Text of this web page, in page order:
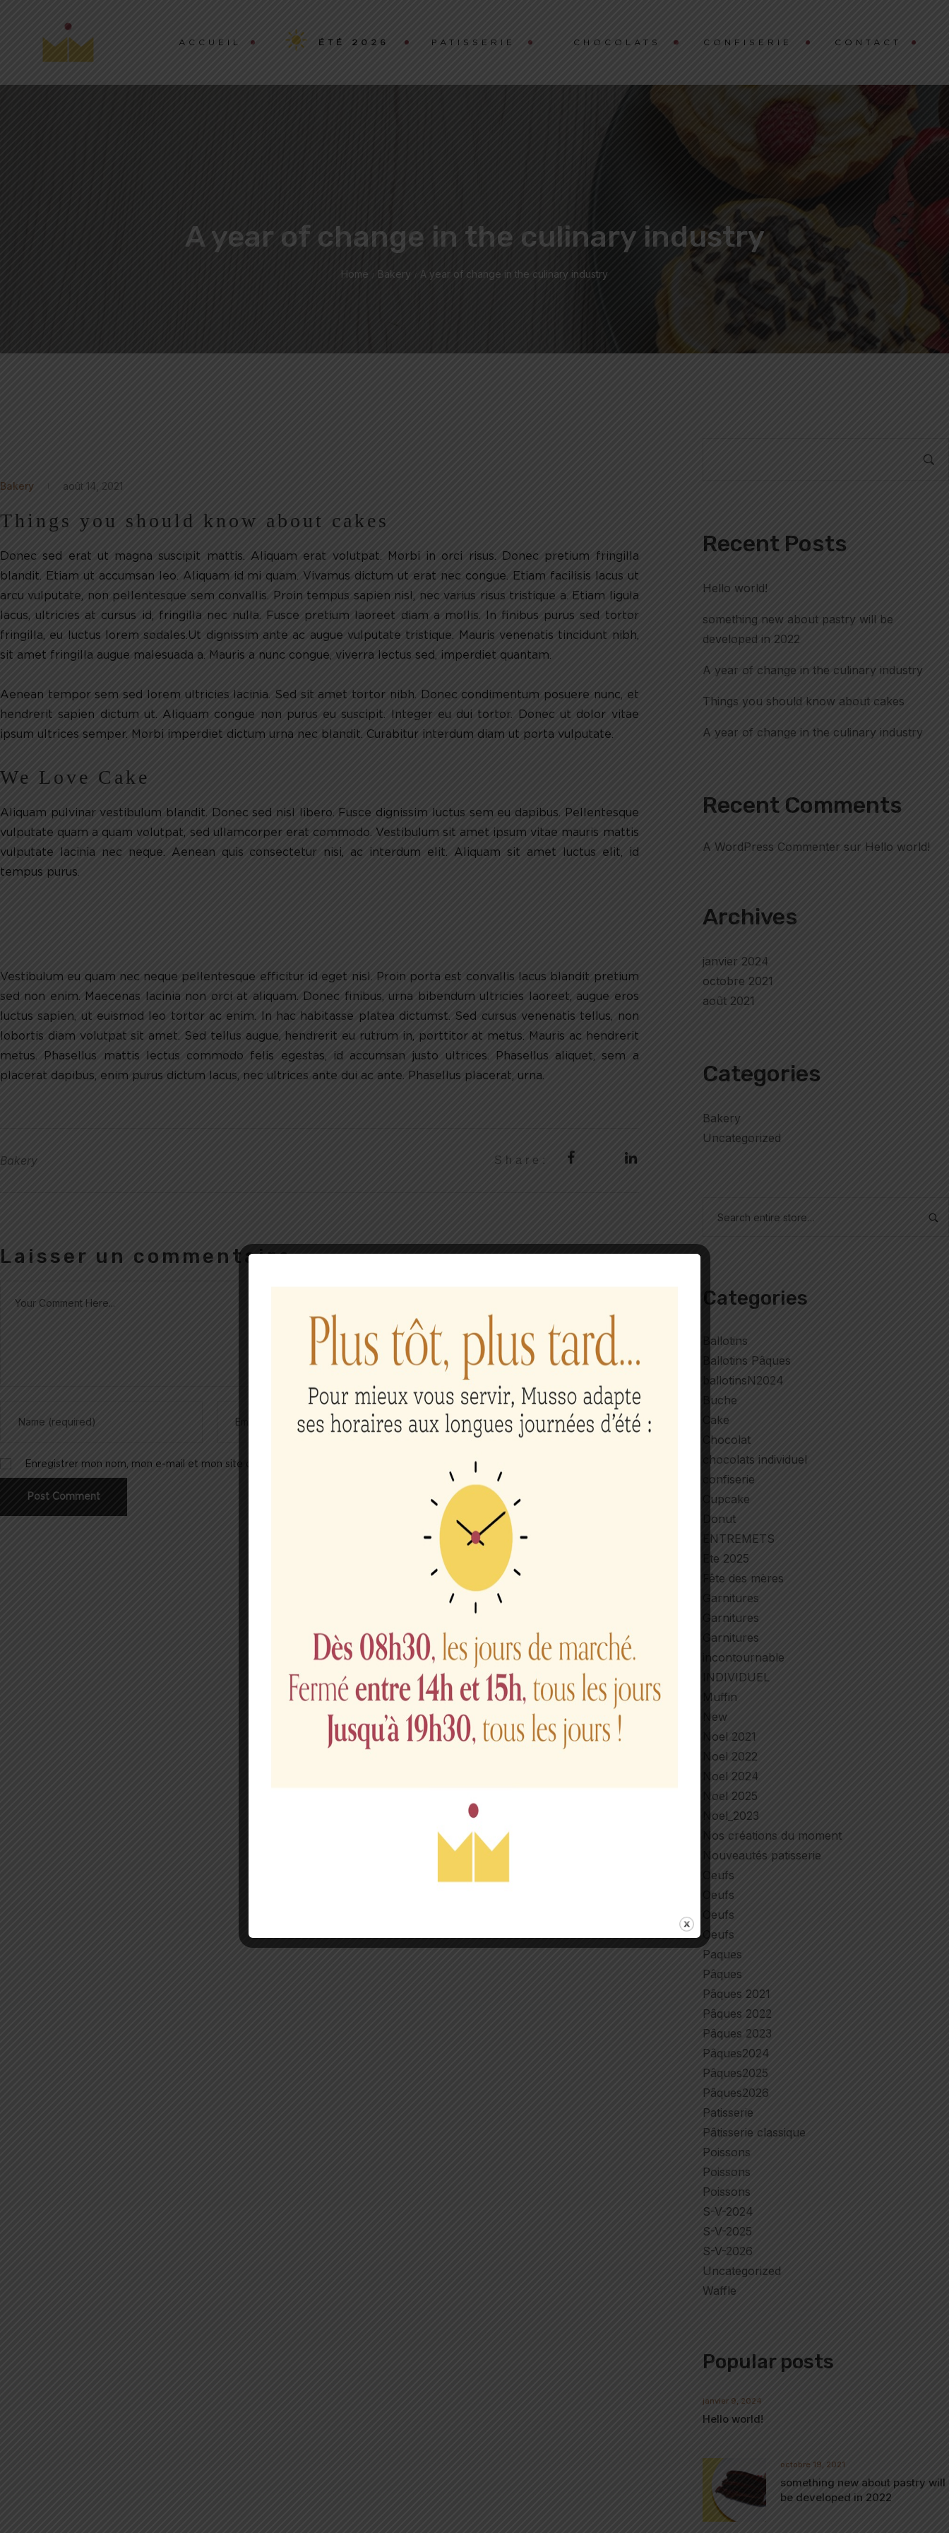
ACCUEIL ÉTÉ 2026 PATISSERIE CHOCOLATS CONFISERIE CONTACT
A year of change in the culinary industry
Home / Bakery / A year of change in the culinary industry
Bakery août 14, 2021
Things you should know about cakes
Donec sed erat ut magna suscipit mattis. Aliquam erat volutpat. Morbi in orci risus. Donec pretium fringilla
blandit. Etiam ut accumsan leo. Aliquam id mi quam. Vivamus dictum ut erat nec congue. Etiam facilisis lacus ut
arcu vulputate, non pellentesque sem convallis. Proin tempus sapien nisl, nec varius risus tristique a. Etiam ligula
lacus, ultricies at cursus id, fringilla nec nulla. Fusce pretium laoreet diam a mollis. In finibus purus sed tortor
fringilla, eu luctus lorem sodales.Ut dignissim ante ac augue vulputate tristique. Mauris venenatis tincidunt nibh,
sit amet fringilla augue malesuada a. Mauris a nunc congue, viverra lectus sed, imperdiet quantam.
Aenean tempor sem sed lorem ultricies lacinia. Sed sit amet tortor nibh. Donec condimentum posuere nunc, et
hendrerit sapien dictum ut. Aliquam congue non purus eu suscipit. Integer eu dui tortor. Donec ut dolor vitae
ipsum ultrices semper. Morbi imperdiet dictum urna nec blandit. Curabitur interdum diam ut porta vulputate.
We Love Cake
Aliquam pulvinar vestibulum blandit. Donec sed nisl libero. Fusce dignissim luctus sem eu dapibus. Pellentesque
vulputate quam a quam volutpat, sed ullamcorper erat commodo. Vestibulum sit amet ipsum vitae mauris mattis
vulputate lacinia nec neque. Aenean quis consectetur nisi, ac interdum elit. Aliquam sit amet luctus elit, id
tempus purus.
Vestibulum eu quam nec neque pellentesque efficitur id eget nisl. Proin porta est convallis lacus blandit pretium
sed non enim. Maecenas lacinia non orci at aliquam. Donec finibus, urna bibendum ultricies laoreet, augue eros
luctus sapien, ut euismod leo tortor ac enim. In hac habitasse platea dictumst. Sed cursus venenatis tellus, non
lobortis diam volutpat sit amet. Sed tellus augue, hendrerit eu rutrum in, porttitor at metus. Mauris ac hendrerit
metus. Phasellus mattis lectus commodo felis egestas, id accumsan justo ultrices. Phasellus aliquet, sem a
placerat dapibus, enim purus dictum lacus, nec ultrices ante dui ac ante. Phasellus placerat, urna.
Bakery Share:
Laisser un commentaire
Enregistrer mon nom, mon e-mail et mon site dans le navigateur pour mon prochain commentaire.
Recent Posts
Hello world!
something new about pastry will be
developed in 2022
A year of change in the culinary industry
Things you should know about cakes
A year of change in the culinary industry
Recent Comments
A WordPress Commenter sur Hello world!
Archives
janvier 2024
octobre 2021
août 2021
Categories
Bakery
Uncategorized
Categories
Ballotins
Ballotins Pâques
ballotinsN2024
Buche
Cake
Chocolat
chocolats individuel
confiserie
Cupcake
Donut
ENTREMETS
Ete 2025
Fête des mères
Garnitures
Garnitures
Garnitures
incontournable
INDIVIDUEL
Muffin
New
Noel 2021
Noel 2022
Noel 2024
Noel 2025
Noel_2023
Nos créations du moment
Nouveautés patisserie
Oeufs
Oeufs
Oeufs
Oeufs
Paques
Pâques
Pâques 2021
Pâques 2022
Pâques 2023
Pâques2024
Pâques2025
Pâques2026
Patisserie
Pâtisserie classique
Poissons
Poissons
Poissons
S-V-2024
S-V-2025
S-V-2026
Uncategorized
Waffle
Popular posts
janvier 9, 2024
Hello world!
octobre 19, 2021
something new about pastry will
be developed in 2022